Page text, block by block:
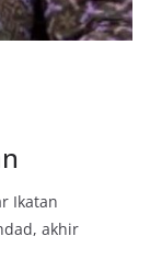
Ikatan
akhir